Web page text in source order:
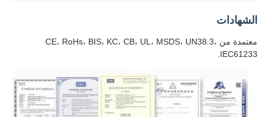
الشهادات
معتمدة من CE، RoHs، BIS، KC، CB، UL، MSDS، UN38.3،
IEC61233.